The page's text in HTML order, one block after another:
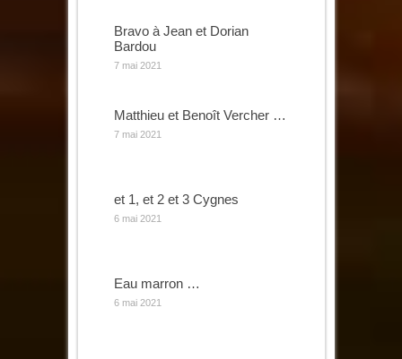
Bravo à Jean et Dorian
Bardou
7 mai 2021
Matthieu et Benoît Vercher …
7 mai 2021
et 1, et 2 et 3 Cygnes
6 mai 2021
Eau marron …
6 mai 2021